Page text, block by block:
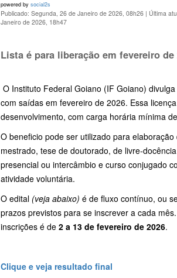
powered by social2s
Publicado: Segunda, 26 de Janeiro de 2026, 08h26 | Última
Janeiro de 2026, 18h47
Lista é para liberação em fevereiro de
O Instituto Federal Goiano (IF Goiano)
com saídas em fevereiro de 2026. Essa
desenvolvimento, com carga horária mínima
O beneficio pode ser utilizado para
mestrado, tese de doutorado, de livre-
presencial ou intercâmbio e curso conjugado
atividade voluntária.
O edital (veja abaixo) é de fluxo contínuo, ou
prazos previstos para se inscrever a cada
inscrições é de 2 a 13 de fevereiro de 2026.
Clique e veja resultado final